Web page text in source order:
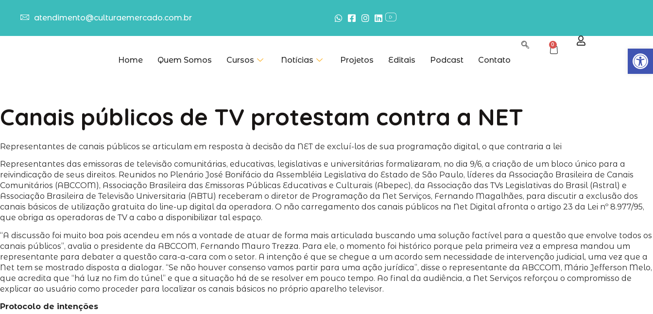
Abrir
atendimento@culturaemercado.com.br
Home Quem Somos Cursos Notícias Projetos Editais Podcast Contato
0
Canais públicos de TV protestam contra a NET
Representantes de canais públicos se articulam em resposta à decisão da NET de excluí-los de sua programação digital, o que contraria a lei
Representantes das emissoras de televisão comunitárias, educativas, legislativas e universitárias formalizaram, no dia 9/6, a criação de um bloco único para a
reivindicação de seus direitos. Reunidos no Plenário José Bonifácio da Assembléia Legislativa do Estado de São Paulo, líderes da Associação Brasileira de Canais
Comunitários (ABCCOM), Associação Brasileira das Emissoras Públicas Educativas e Culturais (Abepec), da Associação das TVs Legislativas do Brasil (Astral) e
Associação Brasileira de Televisão Universitaria (ABTU) receberam o diretor de Programação da Net Serviços, Fernando Magalhães, para discutir a exclusão dos
canais básicos de utilização gratuita do line-up digital da operadora. O não carregamento dos canais públicos na Net Digital afronta o artigo 23 da Lei nº 8.977/95,
que obriga as operadoras de TV a cabo a disponibilizar tal espaço.
“A discussão foi muito boa pois acendeu em nós a vontade de atuar de forma mais articulada buscando uma solução factível para a questão que envolve todos os
canais públicos”, avalia o presidente da ABCCOM, Fernando Mauro Trezza. Para ele, o momento foi histórico porque pela primeira vez a empresa mandou um
representante para debater a questão cara-a-cara com o setor. A intenção é que se chegue a um acordo sem necessidade de intervenção judicial, uma vez que a
Net tem se mostrado disposta a dialogar. “Se não houver consenso vamos partir para uma ação jurídica”, disse o representante da ABCCOM, Mário Jefferson Melo,
que acredita que “há luz no fim do túnel” e que a situação há de se resolver em pouco tempo. Ao final da audiência, a Net Serviços reforçou o compromisso de
explicar ao usuário como proceder para localizar os canais básicos no próprio aparelho televisor.
Protocolo de intenções